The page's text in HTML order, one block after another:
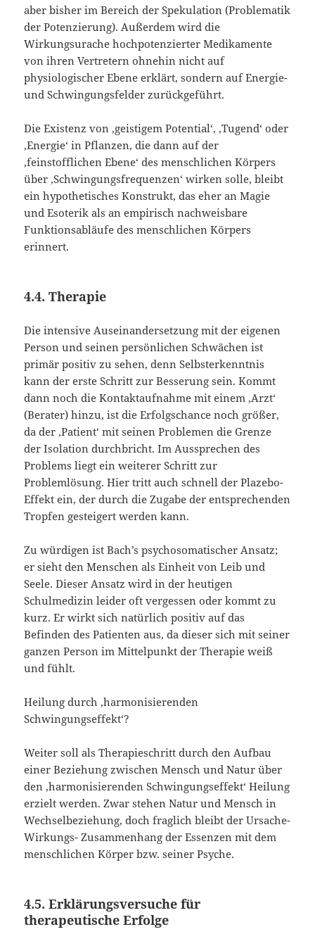
aber bisher im Bereich der Spekulation (Problematik
der Potenzierung). Außerdem wird die
Wirkungsurache hochpotenzierter Medikamente
von ihren Vertretern ohnehin nicht auf
physiologischer Ebene erklärt, sondern auf Energie-
und Schwingungsfelder zurückgeführt.
Die Existenz von ‚geistigem Potential‘, ‚Tugend‘ oder
‚Energie‘ in Pflanzen, die dann auf der
‚feinstofflichen Ebene‘ des menschlichen Körpers
über ‚Schwingungsfrequenzen‘ wirken solle, bleibt
ein hypothetisches Konstrukt, das eher an Magie
und Esoterik als an empirisch nachweisbare
Funktionsabläufe des menschlichen Körpers
erinnert.
4.4. Therapie
Die intensive Auseinandersetzung mit der eigenen
Person und seinen persönlichen Schwächen ist
primär positiv zu sehen, denn Selbsterkenntnis
kann der erste Schritt zur Besserung sein. Kommt
dann noch die Kontaktaufnahme mit einem ‚Arzt‘
(Berater) hinzu, ist die Erfolgschance noch größer,
da der ‚Patient‘ mit seinen Problemen die Grenze
der Isolation durchbricht. Im Aussprechen des
Problems liegt ein weiterer Schritt zur
Problemlösung. Hier tritt auch schnell der Plazebo-
Effekt ein, der durch die Zugabe der entsprechenden
Tropfen gesteigert werden kann.
Zu würdigen ist Bach’s psychosomatischer Ansatz;
er sieht den Menschen als Einheit von Leib und
Seele. Dieser Ansatz wird in der heutigen
Schulmedizin leider oft vergessen oder kommt zu
kurz. Er wirkt sich natürlich positiv auf das
Befinden des Patienten aus, da dieser sich mit seiner
ganzen Person im Mittelpunkt der Therapie weiß
und fühlt.
Heilung durch ‚harmonisierenden
Schwingungseffekt‘?
Weiter soll als Therapieschritt durch den Aufbau
einer Beziehung zwischen Mensch und Natur über
den ‚harmonisierenden Schwingungseffekt‘ Heilung
erzielt werden. Zwar stehen Natur und Mensch in
Wechselbeziehung, doch fraglich bleibt der Ursache-
Wirkungs- Zusammenhang der Essenzen mit dem
menschlichen Körper bzw. seiner Psyche.
4.5. Erklärungsversuche für
therapeutische Erfolge